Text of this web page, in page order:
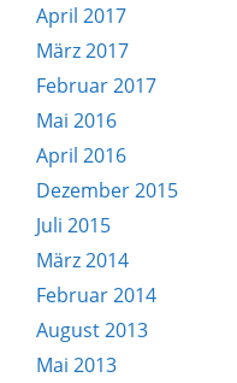
April 2017
März 2017
Februar 2017
Mai 2016
April 2016
Dezember 2015
Juli 2015
März 2014
Februar 2014
August 2013
Mai 2013